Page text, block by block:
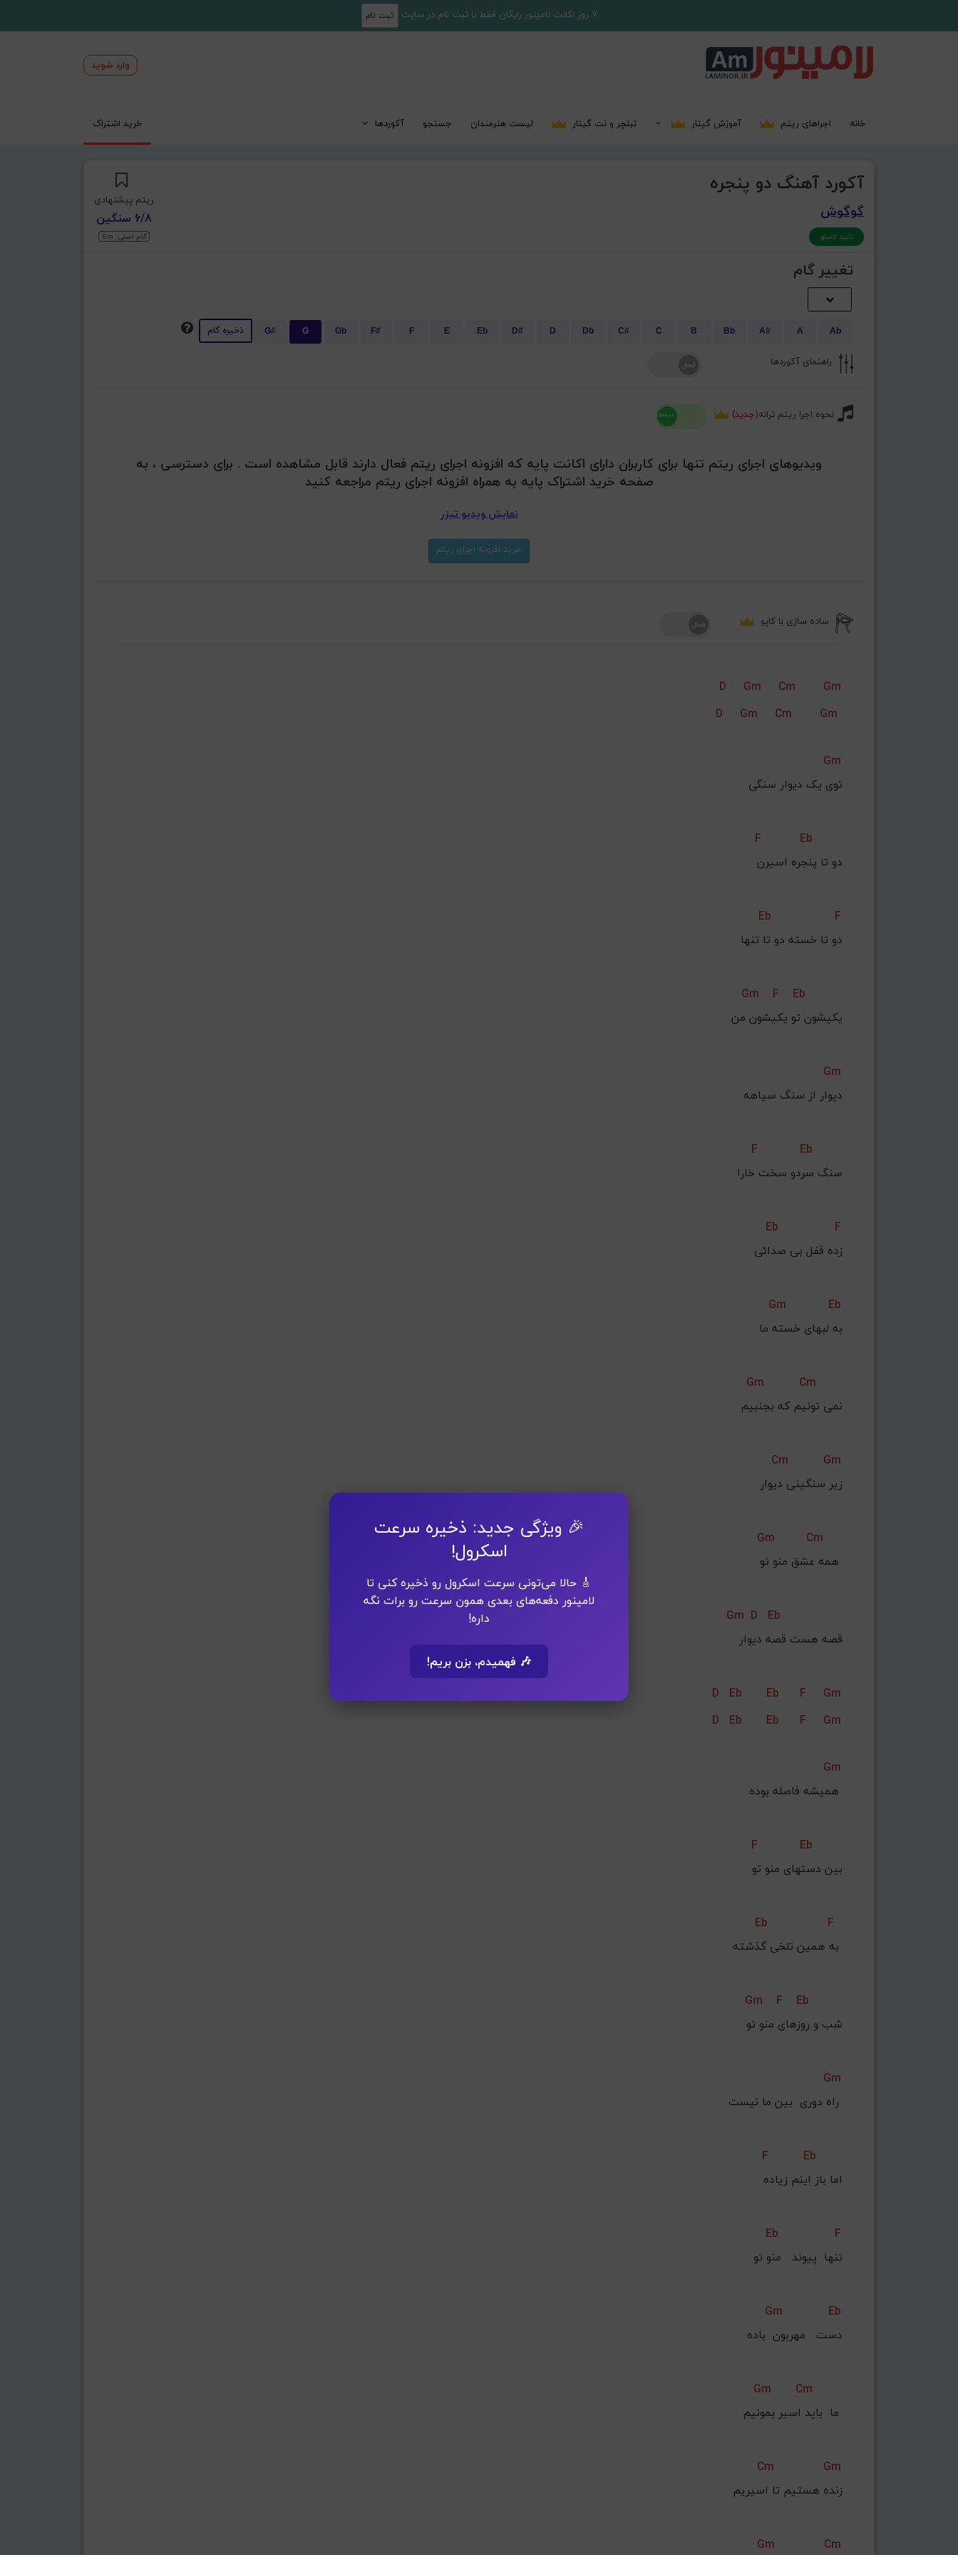
7 روز اکانت لامینور رایگان فقط با ثبت نام در سایت ثبت نام
وارد شوید
خانه اجراهای ریتم آموزش گیتار تبلچر و نت گیتار لیست هنرمندان جستجو آکوردها خرید اشتراک
آکورد آهنگ دو پنجره
گوگوش
تأیید لامینور
ریتم پیشنهادی
6/8 سنگین
گام اصلی: Gm
تغییر گام
🎉 ویژگی جدید: ذخیره سرعت
اسکرول!
🎸 حالا می‌تونی سرعت اسکرول رو ذخیره کنی تا
لامینور دفعه‌های بعدی همون سرعت رو برات نگه
داره!
🎶 فهمیدم، بزن بریم!
Ab
A
A#
Bb
B
C
C#
Db
D
D#
Eb
E
F
F#
Gb
G
G# ذخیره گام
راهنمای آکوردها
نحوه اجرا ریتم ترانه(جدید)
ویدیوهای اجرای ریتم تنها برای کاربران دارای اکانت پایه که افزونه اجرای ریتم فعال دارند قابل مشاهده است . برای دسترسی ، به
صفحه خرید اشتراک پایه به همراه افزونه اجرای ریتم مراجعه کنید
نمایش ویدیو تیزر
خرید افزونه اجرای ریتم
ساده سازی با کاپو
D Gm Cm
Gm
D
Gm Cm Gm
Gm
توی یک دیوار سنگی
F
Eb
دو تا پنجره اسیرن
Eb
F
دو تا خسته دو تا تنها
Gm F
Eb
یکیشون تو یکیشون من
Gm
دیوار از سنگ سیاهه
F
Eb
سنگ سردو سخت خارا
Eb
F
زده قفل بی صدائی
Gm
Eb
به لبهای خسته ما
Gm
Cm
نمی تونیم که بجنبیم
Cm
Gm
زیر سنگینی دیوار
Gm
Cm
Gm D Eb
قصه هست قصه دیوار
D Eb Eb F
Gm
D Eb Eb F Gm
Gm
F
Eb
بین دستهای منو تو
Eb
F
Gm F
Eb
شب و روزهای منو تو
Gm
F
Eb
اما باز اینم زیاده
Eb
F
تنها  پیوند   منو تو
Gm
Eb
دست   مهربون  باده
Gm
Cm
Cm
Gm
زنده هستیم تا اسیریم
Gm Cm